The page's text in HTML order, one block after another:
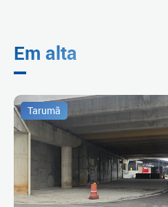
Em alta
Tarumã